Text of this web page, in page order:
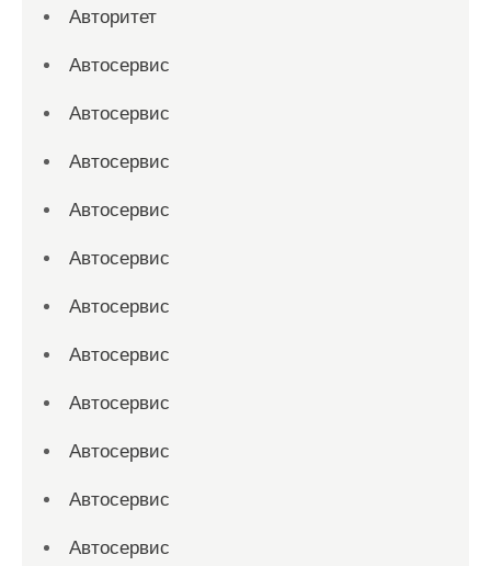
Авторитет
Автосервис
Автосервис
Автосервис
Автосервис
Автосервис
Автосервис
Автосервис
Автосервис
Автосервис
Автосервис
Автосервис